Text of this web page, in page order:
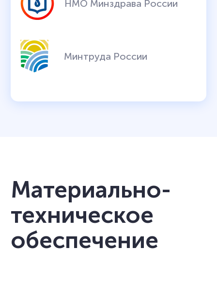
НМО Минздрава России
Минтруда России
Материально-
техническое
обеспечение